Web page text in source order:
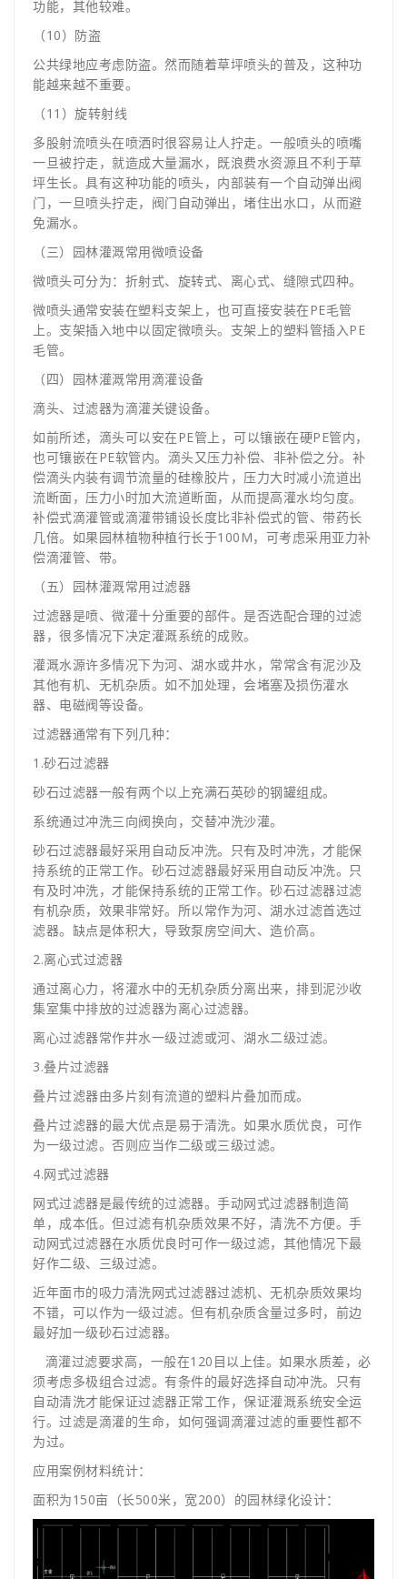
功能，其他较难。
（10）防盗
公共绿地应考虑防盗。然而随着草坪喷头的普及，这种功
能越来越不重要。
（11）旋转射线
多股射流喷头在喷洒时很容易让人拧走。一般喷头的喷嘴
一旦被拧走，就造成大量漏水，既浪费水资源且不利于草
坪生长。具有这种功能的喷头，内部装有一个自动弹出阀
门，一旦喷头拧走，阀门自动弹出，堵住出水口，从而避
免漏水。
（三）园林灌溉常用微喷设备
微喷头可分为：折射式、旋转式、离心式、缝隙式四种。
微喷头通常安装在塑料支架上，也可直接安装在PE毛管
上。支架插入地中以固定微喷头。支架上的塑料管插入PE
毛管。
（四）园林灌溉常用滴灌设备
滴头、过滤器为滴灌关键设备。
如前所述，滴头可以安在PE管上，可以镶嵌在硬PE管内，
也可镶嵌在PE软管内。滴头又压力补偿、非补偿之分。补
偿滴头内装有调节流量的硅橡胶片，压力大时减小流道出
流断面，压力小时加大流道断面，从而提高灌水均匀度。
补偿式滴灌管或滴灌带铺设长度比非补偿式的管、带药长
几倍。如果园林植物种植行长于100M，可考虑采用亚力补
偿滴灌管、带。
（五）园林灌溉常用过滤器
过滤器是喷、微灌十分重要的部件。是否选配合理的过滤
器，很多情况下决定灌溉系统的成败。
灌溉水源许多情况下为河、湖水或井水，常常含有泥沙及
其他有机、无机杂质。如不加处理，会堵塞及损伤灌水
器、电磁阀等设备。
过滤器通常有下列几种：
1.砂石过滤器
砂石过滤器一般有两个以上充满石英砂的钢罐组成。
系统通过冲洗三向阀换向，交替冲洗沙灌。
砂石过滤器最好采用自动反冲洗。只有及时冲洗，才能保
持系统的正常工作。砂石过滤器最好采用自动反冲洗。只
有及时冲洗，才能保持系统的正常工作。砂石过滤器过滤
有机杂质，效果非常好。所以常作为河、湖水过滤首选过
滤器。缺点是体积大，导致泵房空间大、造价高。
2.离心式过滤器
通过离心力，将灌水中的无机杂质分离出来，排到泥沙收
集室集中排放的过滤器为离心过滤器。
离心过滤器常作井水一级过滤或河、湖水二级过滤。
3.叠片过滤器
叠片过滤器由多片刻有流道的塑料片叠加而成。
叠片过滤器的最大优点是易于清洗。如果水质优良，可作
为一级过滤。否则应当作二级或三级过滤。
4.网式过滤器
网式过滤器是最传统的过滤器。手动网式过滤器制造简
单，成本低。但过滤有机杂质效果不好，清洗不方便。手
动网式过滤器在水质优良时可作一级过滤，其他情况下最
好作二级、三级过滤。
近年面市的吸力清洗网式过滤器过滤机、无机杂质效果均
不错，可以作为一级过滤。但有机杂质含量过多时，前边
最好加一级砂石过滤器。
滴灌过滤要求高，一般在120目以上佳。如果水质差，必
须考虑多极组合过滤。有条件的最好选择自动冲洗。只有
自动清洗才能保证过滤器正常工作，保证灌溉系统安全运
行。过滤是滴灌的生命，如何强调滴灌过滤的重要性都不
为过。
应用案例材料统计：
面积为150亩（长500米，宽200）的园林绿化设计：